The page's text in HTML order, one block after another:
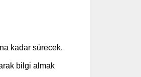
kadar sürecek.
bilgi almak